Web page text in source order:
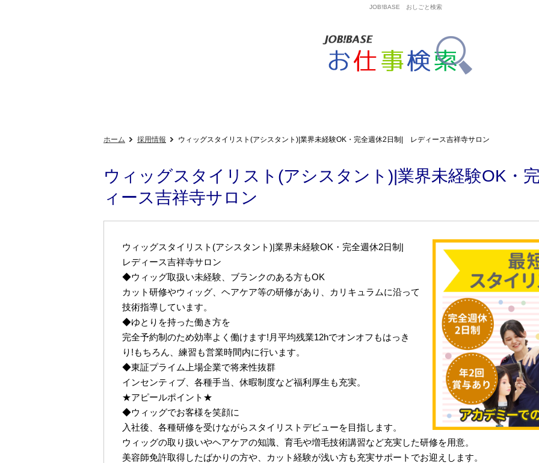
JOB!BASE おしごと検索
ホーム 採用情報 ウィッグスタイリスト(アシスタント)|業界未経験OK・完全週休2日制| レディース吉祥寺サロン
ウィッグスタイリスト(アシスタント)|業界未経験OK・
ィース吉祥寺サロン
ウィッグスタイリスト(アシスタント)|業界未経験OK・完全週休2日制|
レディース吉祥寺サロン
◆ウィッグ取扱い未経験、ブランクのある方もOK
カット研修やウィッグ、ヘアケア等の研修があり、カリキュラムに沿って
技術指導しています。
◆ゆとりを持った働き方を
完全予約制のため効率よく働けます!月平均残業12hでオンオフもはっき
り!もちろん、練習も営業時間内に行います。
◆東証プライム上場企業で将来性抜群
インセンティブ、各種手当、休暇制度など福利厚生も充実。
★アピールポイント★
◆ウィッグでお客様を笑顔に
入社後、各種研修を受けながらスタイリストデビューを目指します。
ウィッグの取り扱いやヘアケアの知識、育毛や増毛技術講習など充実した研修を用意。
美容師免許取得したばかりの方や、カット経験が浅い方も充実サポートでお迎えします。